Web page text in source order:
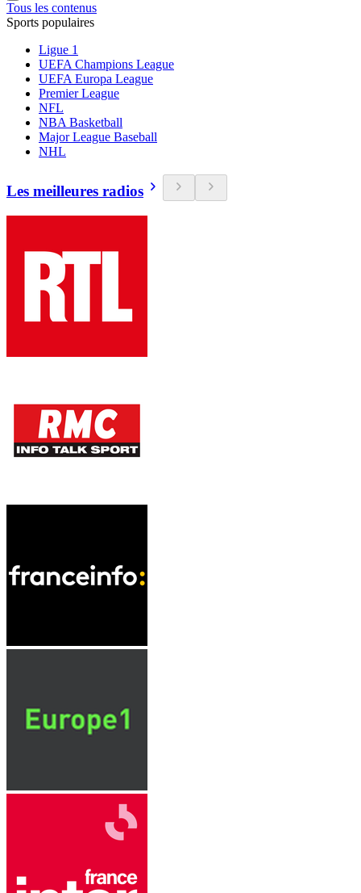
Tous les contenus
Sports populaires
Ligue 1
UEFA Champions League
UEFA Europa League
Premier League
NFL
NBA Basketball
Major League Baseball
NHL
Les meilleures radios